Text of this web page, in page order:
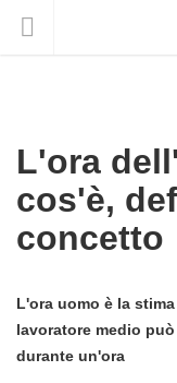
L'ora
cos'è,
concetto
L'ora uomo è la
lavoratore medio
durante un'ora